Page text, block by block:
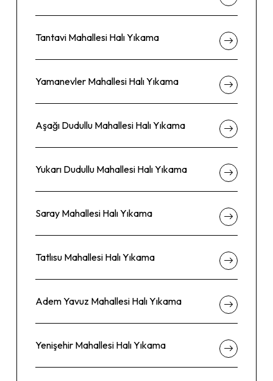
Tantavi Mahallesi Halı Yıkama
Yamanevler Mahallesi Halı Yıkama
Aşağı Dudullu Mahallesi Halı Yıkama
Yukarı Dudullu Mahallesi Halı Yıkama
Saray Mahallesi Halı Yıkama
Tatlısu Mahallesi Halı Yıkama
Adem Yavuz Mahallesi Halı Yıkama
Yenişehir Mahallesi Halı Yıkama